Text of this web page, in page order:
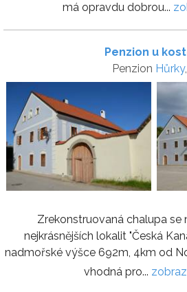
má opravdu dobrou...
Penzion u
Penzion Hůrky
Zrekonstruovaná chalupa se
nejkrásnějších lokalit "Česká
nadmořské výšce 692m, 4km od
vhodná pro...